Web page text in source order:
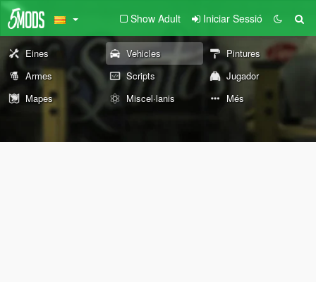
Show Adult Iniciar Sessió
Eines Vehicles
Pintures
Armes
Scripts
Jugador
Mapes
Miscel·lanis Més